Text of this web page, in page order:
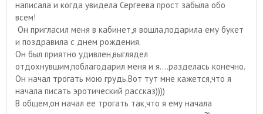
написала и когда увидела Сергеева прост забыла обо
всем!
Он пригласил меня в кабинет,я вошла,подарила ему букет
и поздравила с днем рождения.
Он был приятно удивлен,выглядел
отдохнувшим,поблагодарил меня и я....разделась конечно.
Он начал трогать мою грудь.Вот тут мне кажется,что я
начала писать эротический рассказ))))
В общем,он начал ее трогать так,что я ему начала